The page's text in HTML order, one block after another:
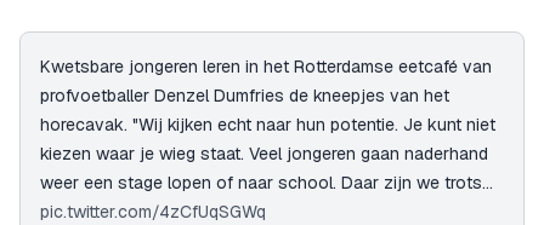
Kwetsbare jongeren leren in het Rotterdamse eetcafé van
profvoetballer Denzel Dumfries de kneepjes van het
horecavak. "Wij kijken echt naar hun potentie. Je kunt niet
kiezen waar je wieg staat. Veel jongeren gaan naderhand
weer een stage lopen of naar school. Daar zijn we trots…
pic.twitter.com/4zCfUqSGWq